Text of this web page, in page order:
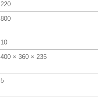
220
800
10
400 × 360 × 235
5